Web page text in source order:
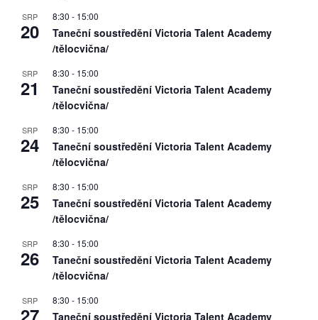
SRP
20
8:30 - 15:00
Taneční soustředění Victoria Talent Academy
/tělocvična/
SRP
21
8:30 - 15:00
Taneční soustředění Victoria Talent Academy
/tělocvična/
SRP
24
8:30 - 15:00
Taneční soustředění Victoria Talent Academy
/tělocvična/
SRP
25
8:30 - 15:00
Taneční soustředění Victoria Talent Academy
/tělocvična/
SRP
26
8:30 - 15:00
Taneční soustředění Victoria Talent Academy
/tělocvična/
SRP
27
8:30 - 15:00
Taneční soustředění Victoria Talent Academy